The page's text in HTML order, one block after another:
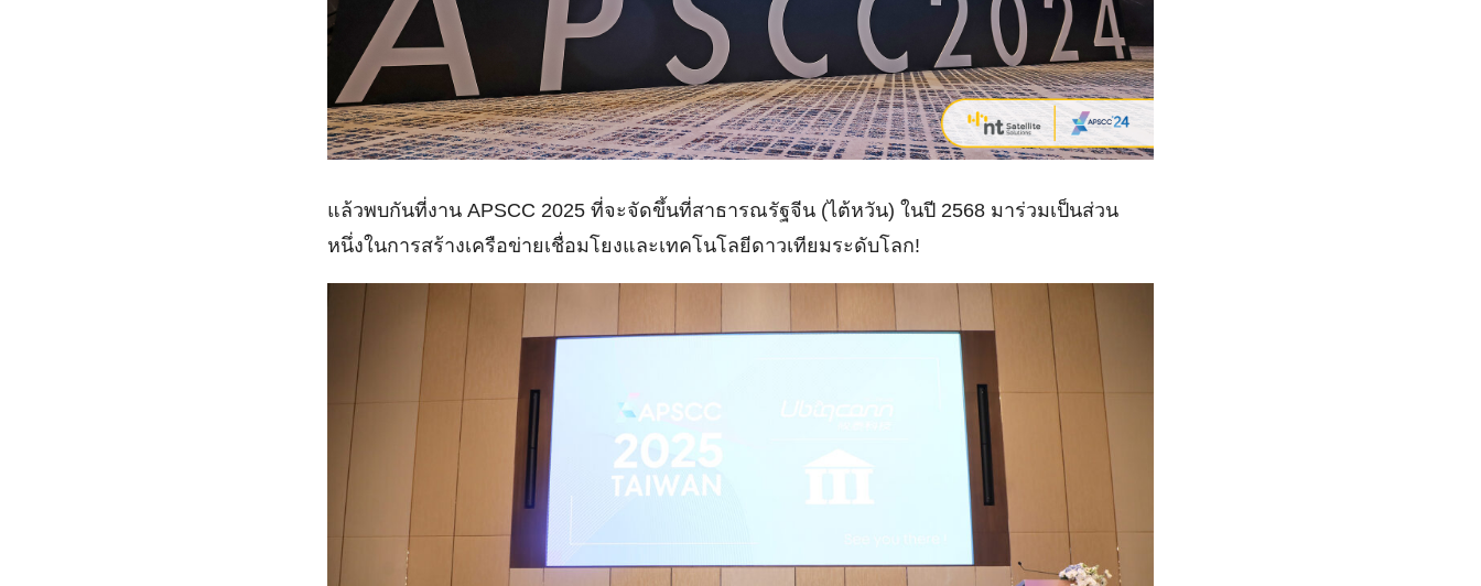
แล้วพบกันที่งาน APSCC 2025 ที่จะจัดขึ้นที่สาธารณรัฐจีน (ไต้หวัน) ในปี 2568 มาร่วมเป็นส่วน
หนึ่งในการสร้างเครือข่ายเชื่อมโยงและเทคโนโลยีดาวเทียมระดับโลก!